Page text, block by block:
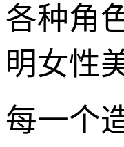
各种角
明女性
每一个